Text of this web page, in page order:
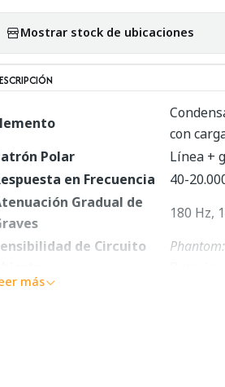
Mostrar stock de ubicaciones
con
Polar
Línea +
en Frecuencia
40-
Gradual de
180 Hz,
de Circuito
Phantom:
más